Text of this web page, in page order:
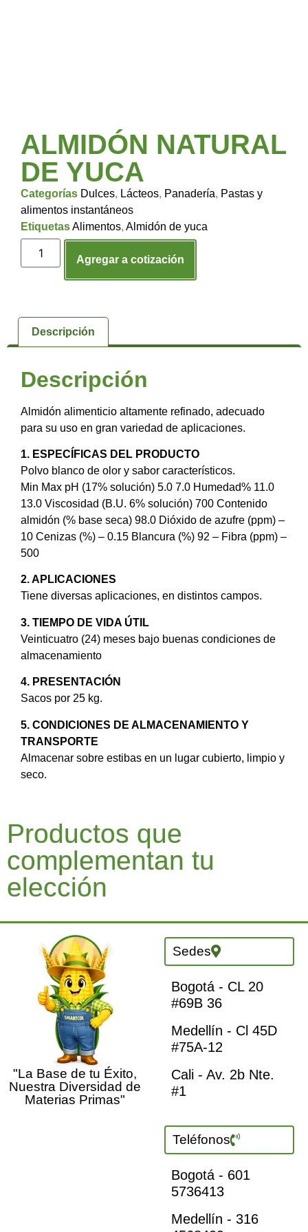
ALMIDÓN NATURAL
DE YUCA
Categorías Dulces, Lácteos, Panadería, Pastas y
alimentos instantáneos
EtiquetasAlimentos, Almidón de yuca
Agregar a cotización
Descripción
Descripción
Almidón alimenticio altamente refinado, adecuado
para su uso en gran variedad de aplicaciones.
1. ESPECÍFICAS DEL PRODUCTO
Polvo blanco de olor y sabor característicos.
Min Max pH (17% solución) 5.0 7.0 Humedad% 11.0
13.0 Viscosidad (B.U. 6% solución) 700 Contenido
almidón (% base seca) 98.0 Dióxido de azufre (ppm) –
10 Cenizas (%) – 0.15 Blancura (%) 92 – Fibra (ppm) –
500
2. APLICACIONES
Tiene diversas aplicaciones, en distintos campos.
3. TIEMPO DE VIDA ÚTIL
Veinticuatro (24) meses bajo buenas condiciones de
almacenamiento
4. PRESENTACIÓN
Sacos por 25 kg.
5. CONDICIONES DE ALMACENAMIENTO Y
TRANSPORTE
Almacenar sobre estibas en un lugar cubierto, limpio y
seco.
Productos que
complementan tu
elección
"La Base de tu Éxito,
Nuestra Diversidad de
Materias Primas"
Sedes
Bogotá - CL 20
#69B 36
Medellín - Cl 45D
#75A-12
Cali - Av. 2b Nte.
#1
Teléfonos
Bogotá - 601
5736413
Medellín - 316